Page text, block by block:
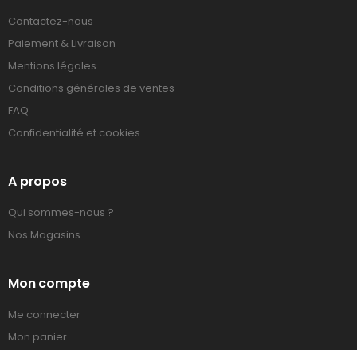
Contactez-nous
Paiement & Livraison
Mentions légales
Conditions générales de ventes
FAQ
Confidentialité et cookies
A propos
Qui sommes-nous ?
Nos Magasins
Mon compte
Me connecter
Mon panier